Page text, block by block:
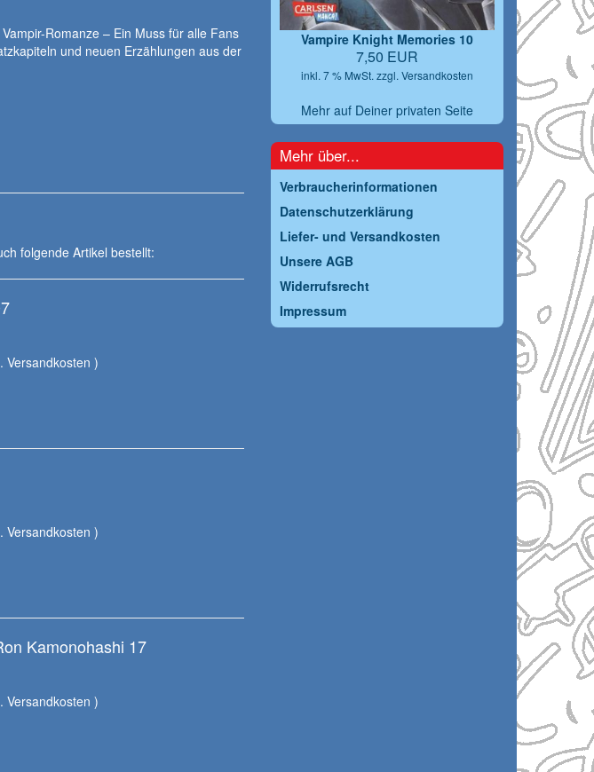
Romanze – Ein Muss für alle Fans
und neuen Erzählungen aus der
folgende Artikel bestellt:
Versandkosten )
Versandkosten )
Kamonohashi 17
Versandkosten )
Vampire Knight Memories 10
7,50 EUR
inkl. 7 % MwSt. zzgl. Versandkosten
Mehr auf Deiner privaten Seite
Mehr über...
Verbraucherinformationen
Datenschutzerklärung
Liefer- und Versandkosten
Unsere AGB
Widerrufsrecht
Impressum